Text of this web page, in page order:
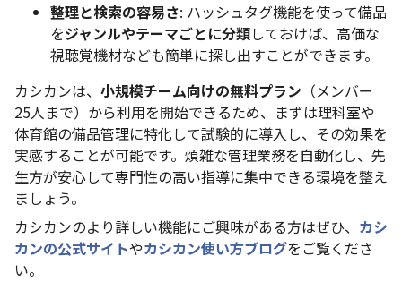
整理と検索の容易さ: ハッシュタグ機能を使って備品
をジャンルやテーマごとに分類しておけば、高価な
視聴覚機材なども簡単に探し出すことができます。
カシカンは、 小規模チーム向けの無料プラン （メンバー
25人まで）から利用を開始できるため、まずは理科室や
体育館の備品管理に特化して試験的に導入し、その効果を
実感することが可能です。煩雑な管理業務を自動化し、先
生方が安心して専門性の高い指導に集中できる環境を整え
ましょう。
カシカンのより詳しい機能にご興味がある方はぜひ、 カシ
カンの公式サイトやカシカン使い方ブログをご覧くださ
い。